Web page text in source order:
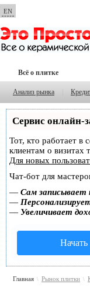
EN
Всё о плитке
Анализ рынка
Сервис онлайн-
Тот, кто работает в
клиентам о
Для новых
Чат-бот для
— Сам записывает
—
— Увеличивает
Начать
Главная \ Рынок плитки \